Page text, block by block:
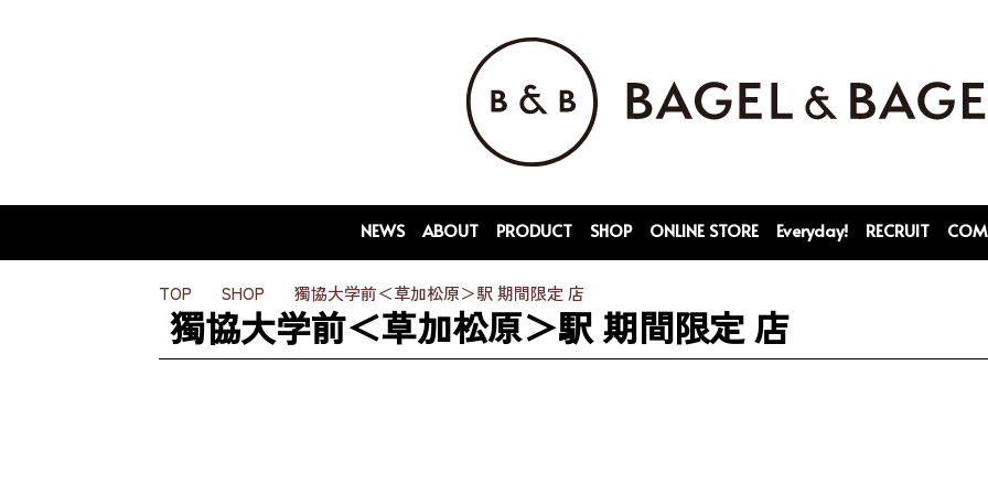
NEWS ABOUT PRODUCT SHOP ONLINE STORE Everyday! RECRUIT
TOP SHOP 獨協大学前＜草加松原＞駅 期間限定 店
獨協大学前＜草加松原＞駅 期間限定 店